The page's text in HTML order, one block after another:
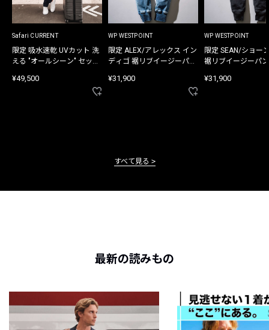
Safari CURRENT
限定 吸水速乾 UVカット 洗
える "オールシーン" セット
¥49,500
WP WESTPOINT
限定 ALEX/アレックス イン
ディゴ 裾リブイージーパン
¥31,900
WP WESTPOINT
限定 SEAN/ショー
裾リブイージーパ
¥31,900
すべて見る
最新の読みもの